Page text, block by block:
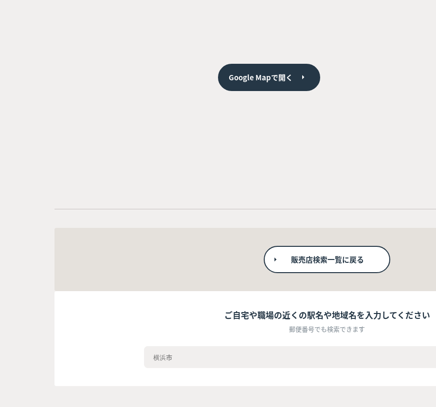
Google Mapで開く
販売店検索一覧に戻る
ご自宅や職場の近くの駅名や地域名を入力してください
郵便番号でも検索できます